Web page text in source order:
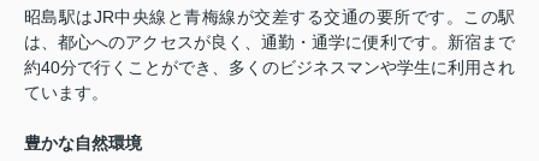
昭島駅はJR中央線と青梅線が交差する交通の要所です。この駅
は、都心へのアクセスが良く、通勤・通学に便利です。新宿まで
約40分で行くことができ、多くのビジネスマンや学生に利用され
ています。
豊かな自然環境